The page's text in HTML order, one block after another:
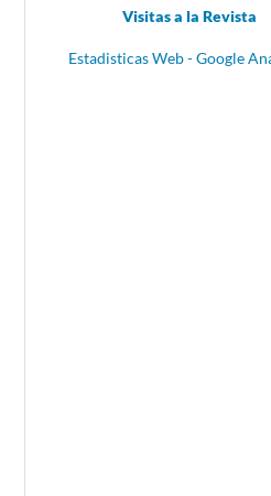
Visitas a la Revista
Estadisticas Web - Google